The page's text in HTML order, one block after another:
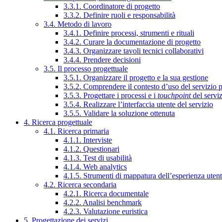
3.3.1. Coordinatore di progetto
3.3.2. Definire ruoli e responsabilità
3.4. Metodo di lavoro
3.4.1. Definire processi, strumenti e rituali
3.4.2. Curare la documentazione di progetto
3.4.3. Organizzare tavoli tecnici collaborativi
3.4.4. Prendere decisioni
3.5. Il processo progettuale
3.5.1. Organizzare il progetto e la sua gestione
3.5.2. Comprendere il contesto d’uso del servizio
3.5.3. Progettare i processi e i touchpointdel
3.5.4. Realizzare l’interfaccia utente del servizio
3.5.5. Validare la soluzione ottenuta
4. Ricerca progettuale
4.1. Ricerca primaria
4.1.1. Interviste
4.1.2. Questionari
4.1.3. Test di usabilità
4.1.4. Web analytics
4.1.5. Strumenti di mappatura dell’esperienza
4.2. Ricerca secondaria
4.2.1. Ricerca documentale
4.2.2. Analisi benchmark
4.2.3. Valutazione euristica
5. Progettazione dei servizi